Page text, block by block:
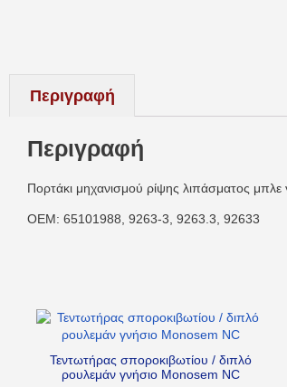
Περιγραφή
Περιγραφή
Πορτάκι μηχανισμού ρίψης λιπάσματος
OEM: 65101988, 9263-3, 9263.3, 92633
Τεντωτήρας σποροκιβωτίου / διπλό
ρουλεμάν γνήσιο Monosem NC